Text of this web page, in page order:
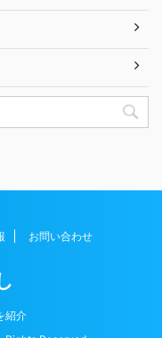
お問い合わせ
紹介